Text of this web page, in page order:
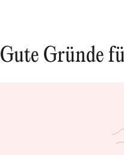
Gute Gründe